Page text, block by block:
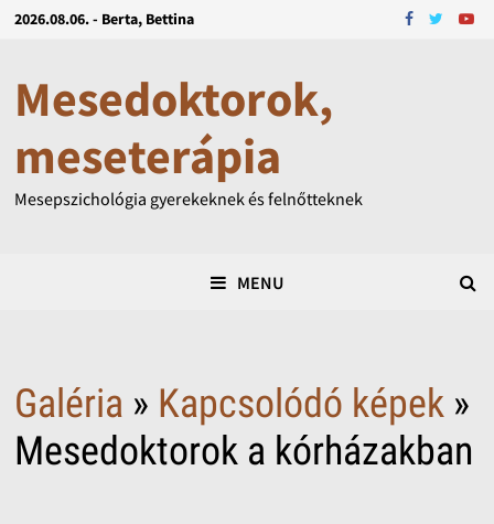
2026.08.06. - Berta, Bettina
Mesedoktorok,
meseterápia
Mesepszichológia gyerekeknek és felnőtteknek
MENU
Galéria » Kapcsolódó képek»
Mesedoktorok a kórházakban